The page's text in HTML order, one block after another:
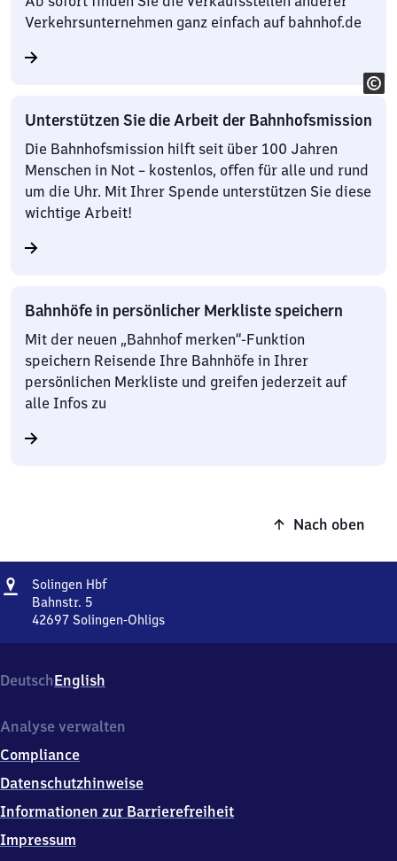
Verkehrsunternehmen ganz einfach auf bahnhof.de
Unterstützen Sie die Arbeit der Bahnhofsmission
Die Bahnhofsmission hilft seit über 100 Jahren
Menschen in Not – kostenlos, offen für alle und rund
um die Uhr. Mit Ihrer Spende unterstützen Sie diese
wichtige Arbeit!
Bahnhöfe in persönlicher Merkliste speichern
Mit der neuen „Bahnhof merken“-Funktion
speichern Reisende Ihre Bahnhöfe in Ihrer
persönlichen Merkliste und greifen jederzeit auf
alle Infos zu
Nach oben
Adresse
Solingen HbfSolingen
Bahnstr. 5
42697 Solingen-Ohligs
Bahnstr.
5,
2
9
7
Ohligs
DeutschEnglish
Analyse verwalten
Compliance
Datenschutzhinweise
Informationen zur Barrierefreiheit
Impressum